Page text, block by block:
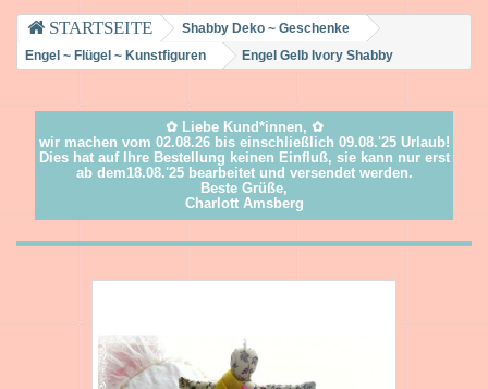
Shabby Deko ~ Geschenke
Engel ~ Flügel ~ Kunstfiguren
Engel Gelb Ivory Shabby
✿ Liebe Kund*innen, ✿
wir machen vom 02.08.26 bis einschließlich 09.08.'25 Urlaub!
Dies hat auf Ihre Bestellung keinen Einfluß, sie kann nur erst
ab dem18.08.'25 bearbeitet und versendet werden.
Beste Grüße,
Charlott Amsberg